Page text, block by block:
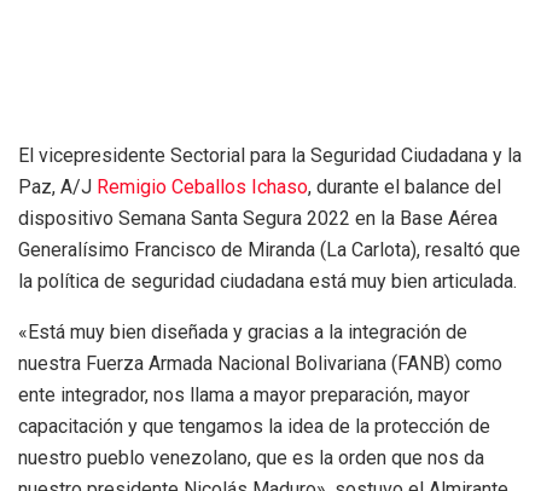
El vicepresidente Sectorial para la Seguridad Ciudadana y la
Paz, A/J Remigio Ceballos Ichaso, durante el balance del
dispositivo Semana Santa Segura 2022 en la Base Aérea
Generalísimo Francisco de Miranda (La Carlota), resaltó que
la política de seguridad ciudadana está muy bien articulada.
«Está muy bien diseñada y gracias a la integración de
nuestra Fuerza Armada Nacional Bolivariana (FANB) como
ente integrador, nos llama a mayor preparación, mayor
capacitación y que tengamos la idea de la protección de
nuestro pueblo venezolano, que es la orden que nos da